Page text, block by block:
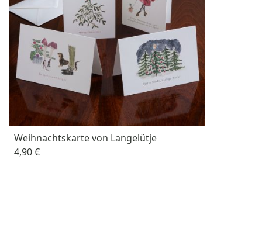
Weihnachtskarte von Langelütje
4,90 €